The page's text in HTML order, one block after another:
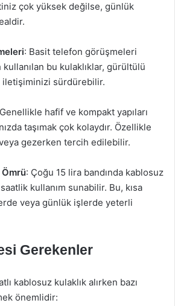
çok yüksek değilse, günlük
: Basit telefon görüşmeleri
bu kulaklıklar, gürültülü
sürdürebilir.
hafif ve kompakt yapıları
taşımak çok kolaydır. Özellikle
gezerken tercih edilebilir.
: Çoğu 15 lira bandında kablosuz
kullanım sunabilir. Bu, kısa
veya günlük işlerde yeterli
Gerekenler
kablosuz kulaklık alırken bazı
önemlidir: